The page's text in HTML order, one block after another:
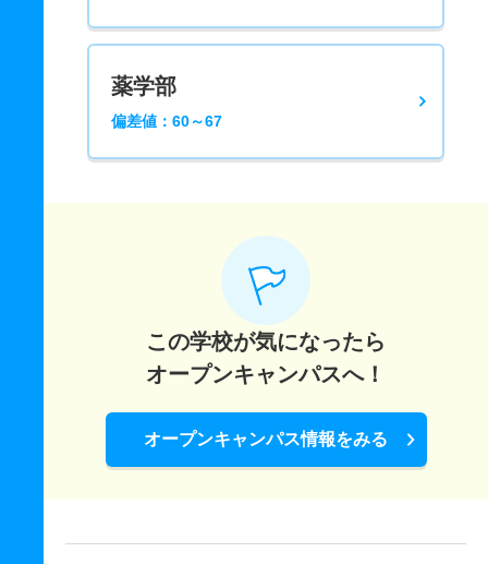
薬学部
偏差値：60～67
この学校が気になったら
オープンキャンパスへ！
オープンキャンパス情報をみる